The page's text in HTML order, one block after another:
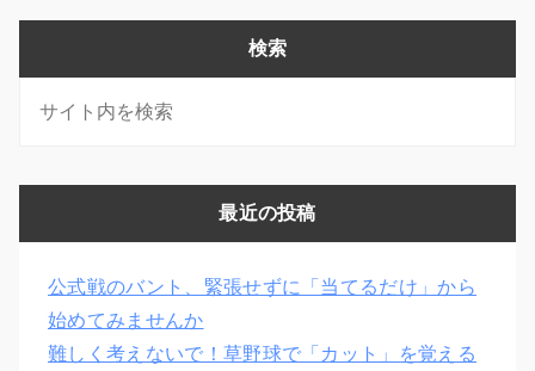
検索
最近の投稿
公式戦のバント、緊張せずに「当てるだけ」から
始めてみませんか
難しく考えないで！草野球で「カット」を覚える